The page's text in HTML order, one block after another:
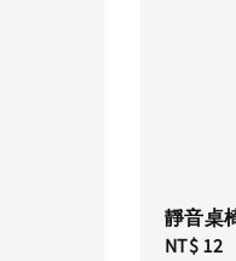
靜音桌
Regular
NT$ 12